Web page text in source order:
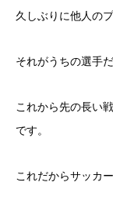
久しぶりに他人の
それがうちの選手
これから先の長い
です。
これだからサッカ